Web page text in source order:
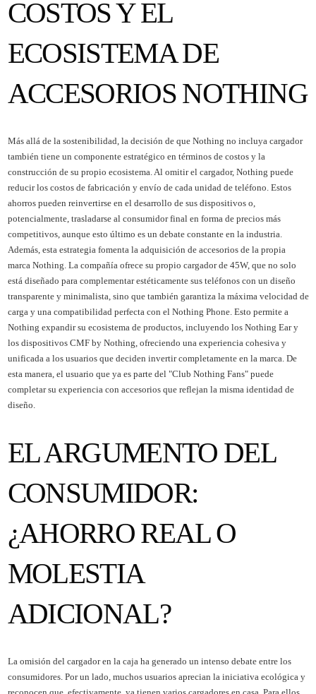
COSTOS Y EL
ECOSISTEMA DE
ACCESORIOS NOTHING
Más allá de la sostenibilidad, la decisión de que Nothing no incluya cargador
también tiene un componente estratégico en términos de costos y la
construcción de su propio ecosistema. Al omitir el cargador, Nothing puede
reducir los costos de fabricación y envío de cada unidad de teléfono. Estos
ahorros pueden reinvertirse en el desarrollo de sus dispositivos o,
potencialmente, trasladarse al consumidor final en forma de precios más
competitivos, aunque esto último es un debate constante en la industria.
Además, esta estrategia fomenta la adquisición de accesorios de la propia
marca Nothing. La compañía ofrece su propio cargador de 45W, que no solo
está diseñado para complementar estéticamente sus teléfonos con un diseño
transparente y minimalista, sino que también garantiza la máxima velocidad de
carga y una compatibilidad perfecta con el Nothing Phone. Esto permite a
Nothing expandir su ecosistema de productos, incluyendo los Nothing Ear y
los dispositivos CMF by Nothing, ofreciendo una experiencia cohesiva y
unificada a los usuarios que deciden invertir completamente en la marca. De
esta manera, el usuario que ya es parte del "Club Nothing Fans" puede
completar su experiencia con accesorios que reflejan la misma identidad de
diseño.
EL ARGUMENTO DEL
CONSUMIDOR:
¿AHORRO REAL O
MOLESTIA
ADICIONAL?
La omisión del cargador en la caja ha generado un intenso debate entre los
consumidores. Por un lado, muchos usuarios aprecian la iniciativa ecológica y